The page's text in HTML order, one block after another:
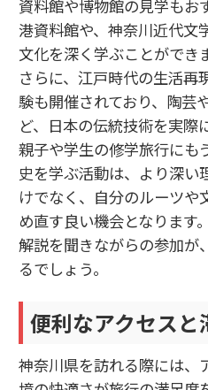
資料館や博物館の見学もお
港資料館や、神奈川近代文
文化を深く学ぶことができ
さらに、江戸時代の生活再
験も開催されており、陶芸
ど、日本の伝統技術を実際
親子や学生の修学旅行にも
史を学ぶ活動は、より深い
けでなく、自分のルーツや
め直す良い機会となります
解説を聞きながらの参加が
るでしょう。
便利なアクセスと
神奈川県を訪れる際には、